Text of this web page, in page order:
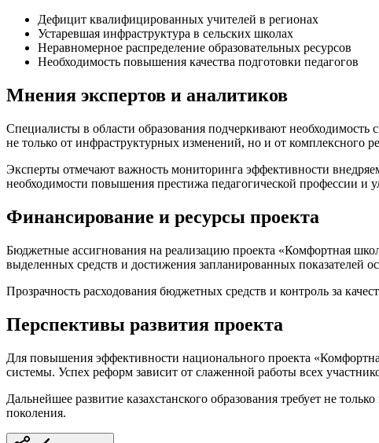
Дефицит квалифицированных учителей в регионах
Устаревшая инфраструктура в сельских школах
Неравномерное распределение образовательных ресурсов
Необходимость повышения качества подготовки педагогов
Мнения экспертов и аналитиков
Специалисты в области образования подчеркивают
не только от инфраструктурных изменений, но и от комплексного
Эксперты отмечают важность мониторинга эффективности
необходимости повышения престижа педагогической профессии и
Финансирование и ресурсы проекта
Бюджетные ассигнования на реализацию проекта «Комфортная
выделенных средств и достижения запланированных показателей
Прозрачность расходования бюджетных средств и контроль за
Перспективы развития проекта
Для повышения эффективности национального проекта
системы. Успех реформ зависит от слаженной работы всех
Дальнейшее развитие казахстанского образования требует не
поколения.